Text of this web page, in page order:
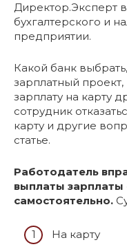
Директор.Эксперт
бухгалтерского и
предприятии.
Какой банк
зарплатный
зарплату на карту
сотрудник
карту и другие
статье.
Работодатель
выплаты
самостоятельно.
На карту